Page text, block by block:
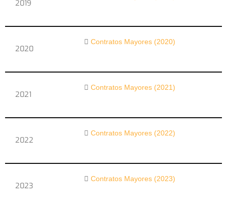
2019
2020
Contratos Mayores (2020)
2021
Contratos Mayores (2021)
2022
Contratos Mayores (2022)
2023
Contratos Mayores (2023)